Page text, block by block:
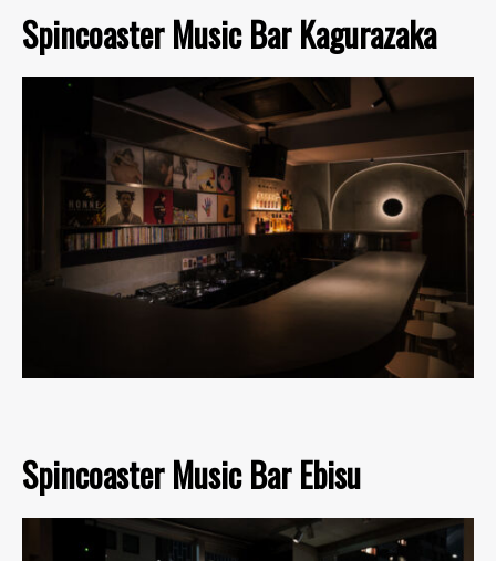
Spincoaster Music Bar Kagurazaka
Spincoaster Music Bar Ebisu